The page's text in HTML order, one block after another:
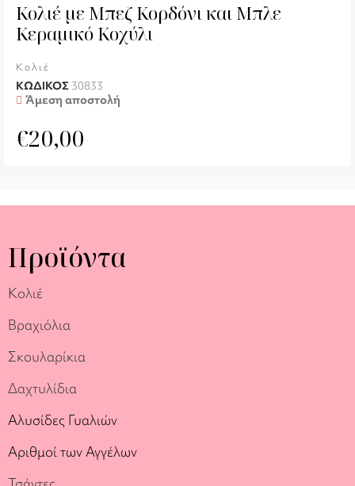
Κολιέ με Μπεζ Κορδόνι και Μπλε
Κεραμικό Κοχύλι
Κολιέ
ΚΩΔΙΚΟΣ 30833
Άμεση αποστολή
€20,00
Προϊόντα
Κολιέ
Βραχιόλια
Σκουλαρίκια
Δαχτυλίδια
Αλυσίδες Γυαλιών
Αριθμοί των Αγγέλων